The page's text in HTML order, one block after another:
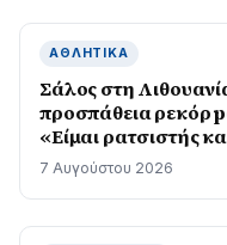
ΑΘΛΗΤΙΚΆ
Σάλος στη
προσπάθεια ρεκόρ
«Είμαι ρατσιστής
ο δράστης
7 Αυγούστου 2026